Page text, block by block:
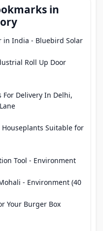
in
in India - Bluebird Solar
Roll Up Door
For Delivery In Delhi,
Suitable for
Tool - Environment
- Environment (40
Your Burger Box